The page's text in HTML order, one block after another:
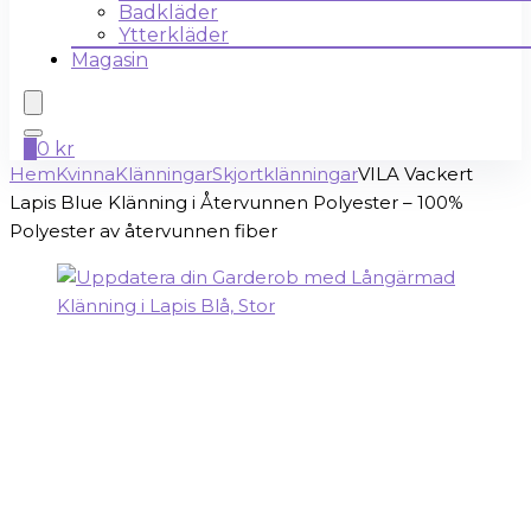
Badkläder
Ytterkläder
Magasin
0 kr
HemKvinnaKlänningarSkjortklänningarVILA Vackert
Lapis Blue Klänning i Återvunnen Polyester – 100%
Polyester av återvunnen fiber